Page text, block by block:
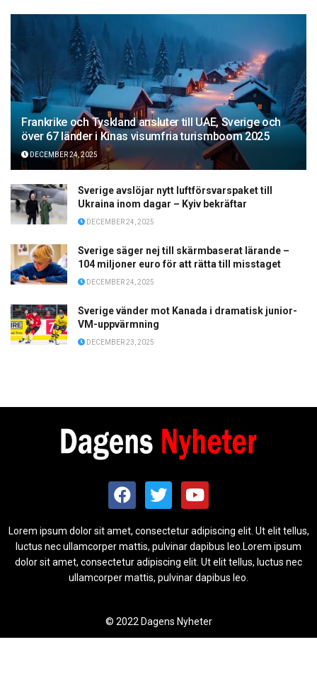
Frankrike och Tyskland ansluter till UAE, Sverige och
över 67 länder i Kinas visumfria turismboom 2025
DECEMBER 24, 2025
Sverige avslöjar nytt luftförsvarspaket till
Ukraina inom dagar – Kyiv bekräftar
DECEMBER 24, 2025
Sverige säger nej till skärmbaserat lärande –
104 miljoner euro för att rätta till misstaget
DECEMBER 24, 2025
Sverige vänder mot Kanada i dramatisk junior-
VM-uppvärmning
DECEMBER 23, 2025
Lorem ipsum dolor sit amet, consectetur adipiscing elit. Ut elit tellus,
luctus nec ullamcorper mattis, pulvinar dapibus leo.Lorem ipsum
dolor sit amet, consectetur adipiscing elit. Ut elit tellus, luctus nec
ullamcorper mattis, pulvinar dapibus leo.
© 2022 Dagens Nyheter